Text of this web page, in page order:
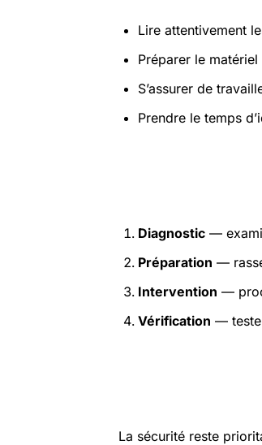
Lire attentivement
Préparer le
S’assurer de
Prendre le temps
Diagnostic —
Préparation —
Intervention —
Vérification —
La sécurité reste